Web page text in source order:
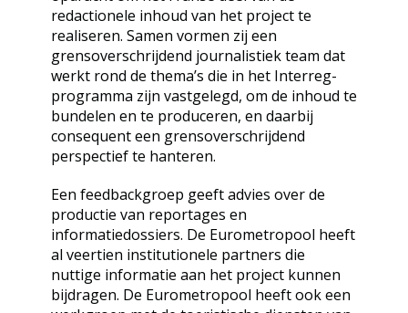
redactionele inhoud van het project te
realiseren. Samen vormen zij een
grensoverschrijdend journalistiek team dat
werkt rond de thema’s die in het Interreg-
programma zijn vastgelegd, om de inhoud te
bundelen en te produceren, en daarbij
consequent een grensoverschrijdend
perspectief te hanteren.
Een feedbackgroep geeft advies over de
productie van reportages en
informatiedossiers. De Eurometropool heeft
al veertien institutionele partners die
nuttige informatie aan het project kunnen
bijdragen. De Eurometropool heeft ook een